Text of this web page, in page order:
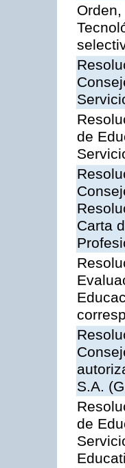
de
Carta
S.A.
de